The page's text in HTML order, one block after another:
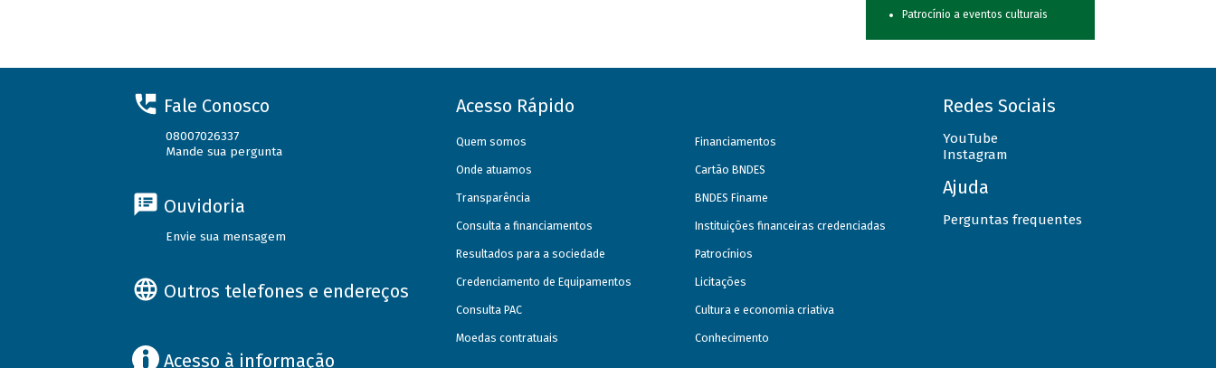
Patrocínio a eventos culturais
Fale Conosco
08007026337
Mande sua pergunta
Ouvidoria
Envie sua mensagem
Outros telefones e endereços
Acesso à informação
Acesso Rápido
Quem somos
Onde atuamos
Transparência
Consulta a financiamentos
Resultados para a sociedade
Credenciamento de Equipamentos
Consulta PAC
Moedas contratuais
Financiamentos
Cartão BNDES
BNDES Finame
Instituições financeiras credenciadas
Patrocínios
Licitações
Cultura e economia criativa
Conhecimento
Redes Sociais
YouTube
Instagram
Ajuda
Perguntas frequentes